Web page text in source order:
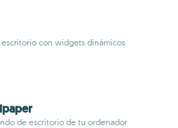
escritorio con widgets dinámicos
de escritorio de tu ordenador